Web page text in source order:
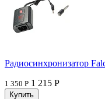
Радиосинхронизатор
1 350 Р 1 215 Р